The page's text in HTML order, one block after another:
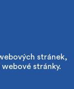
stránek,
stránky.